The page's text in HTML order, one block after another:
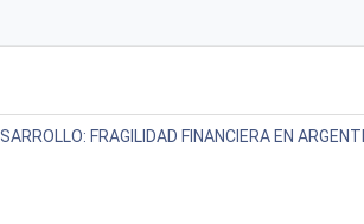
FRAGILIDAD FINANCIERA EN